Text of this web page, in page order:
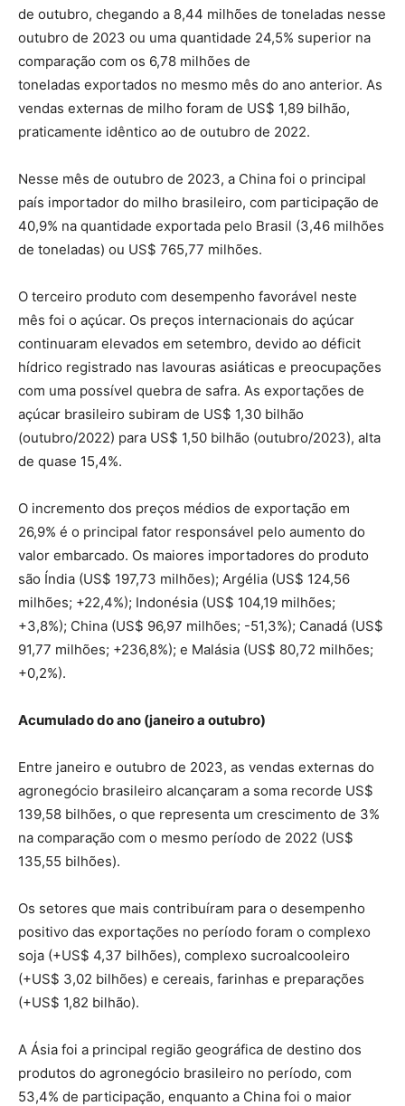
de outubro, chegando a 8,44 milhões de toneladas nesse
outubro de 2023 ou uma quantidade 24,5% superior na
comparação com os 6,78 milhões de
toneladas exportados no mesmo mês do ano anterior. As
vendas externas de milho foram de US$ 1,89 bilhão,
praticamente idêntico ao de outubro de 2022.
Nesse mês de outubro de 2023, a China foi o principal
país importador do milho brasileiro, com participação de
40,9% na quantidade exportada pelo Brasil (3,46 milhões
de toneladas) ou US$ 765,77 milhões.
O terceiro produto com desempenho favorável neste
mês foi o açúcar. Os preços internacionais do açúcar
continuaram elevados em setembro, devido ao déficit
hídrico registrado nas lavouras asiáticas e preocupações
com uma possível quebra de safra. As exportações de
açúcar brasileiro subiram de US$ 1,30 bilhão
(outubro/2022) para US$ 1,50 bilhão (outubro/2023), alta
de quase 15,4%.
O incremento dos preços médios de exportação em
26,9% é o principal fator responsável pelo aumento do
valor embarcado. Os maiores importadores do produto
são Índia (US$ 197,73 milhões); Argélia (US$ 124,56
milhões; +22,4%); Indonésia (US$ 104,19 milhões;
+3,8%); China (US$ 96,97 milhões; -51,3%); Canadá (US$
91,77 milhões; +236,8%); e Malásia (US$ 80,72 milhões;
+0,2%).
Acumulado do ano (janeiro a outubro)
Entre janeiro e outubro de 2023, as vendas externas do
agronegócio brasileiro alcançaram a soma recorde US$
139,58 bilhões, o que representa um crescimento de 3%
na comparação com o mesmo período de 2022 (US$
135,55 bilhões).
Os setores que mais contribuíram para o desempenho
positivo das exportações no período foram o complexo
soja (+US$ 4,37 bilhões), complexo sucroalcooleiro
(+US$ 3,02 bilhões) e cereais, farinhas e preparações
(+US$ 1,82 bilhão).
A Ásia foi a principal região geográfica de destino dos
produtos do agronegócio brasileiro no período, com
53,4% de participação, enquanto a China foi o maior